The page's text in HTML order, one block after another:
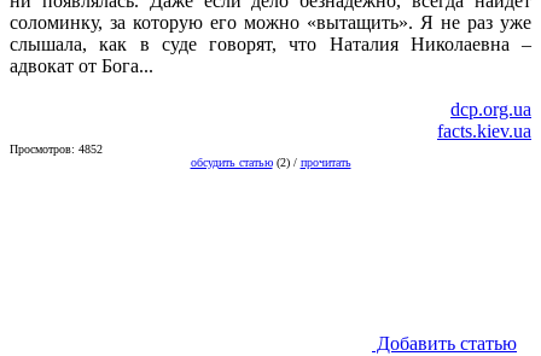
соломинку, за которую его можно «вытащить». Я не раз уже
слышала, как в суде говорят, что Наталия Николаевна –
адвокат от Бога...
dcp.org.ua
facts.kiev.ua
Просмотров: 4852
обсудить статью(2) / прочитать
Добавить статью